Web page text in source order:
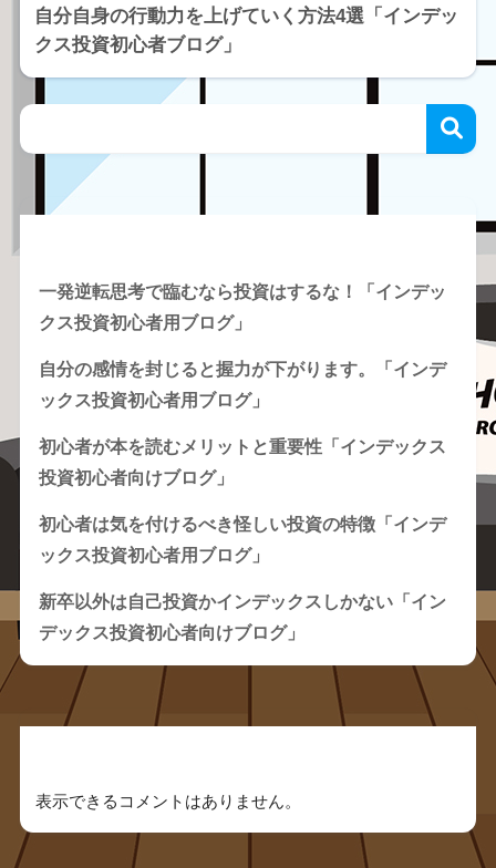
自分自身の行動力を上げていく方法4選「インデッ
クス投資初心者ブログ」
一発逆転思考で臨むなら投資はするな！「インデッ
クス投資初心者用ブログ」
自分の感情を封じると握力が下がります。「インデ
ックス投資初心者用ブログ」
初心者が本を読むメリットと重要性「インデックス
投資初心者向けブログ」
初心者は気を付けるべき怪しい投資の特徴「インデ
ックス投資初心者用ブログ」
新卒以外は自己投資かインデックスしかない「イン
デックス投資初心者向けブログ」
表示できるコメントはありません。